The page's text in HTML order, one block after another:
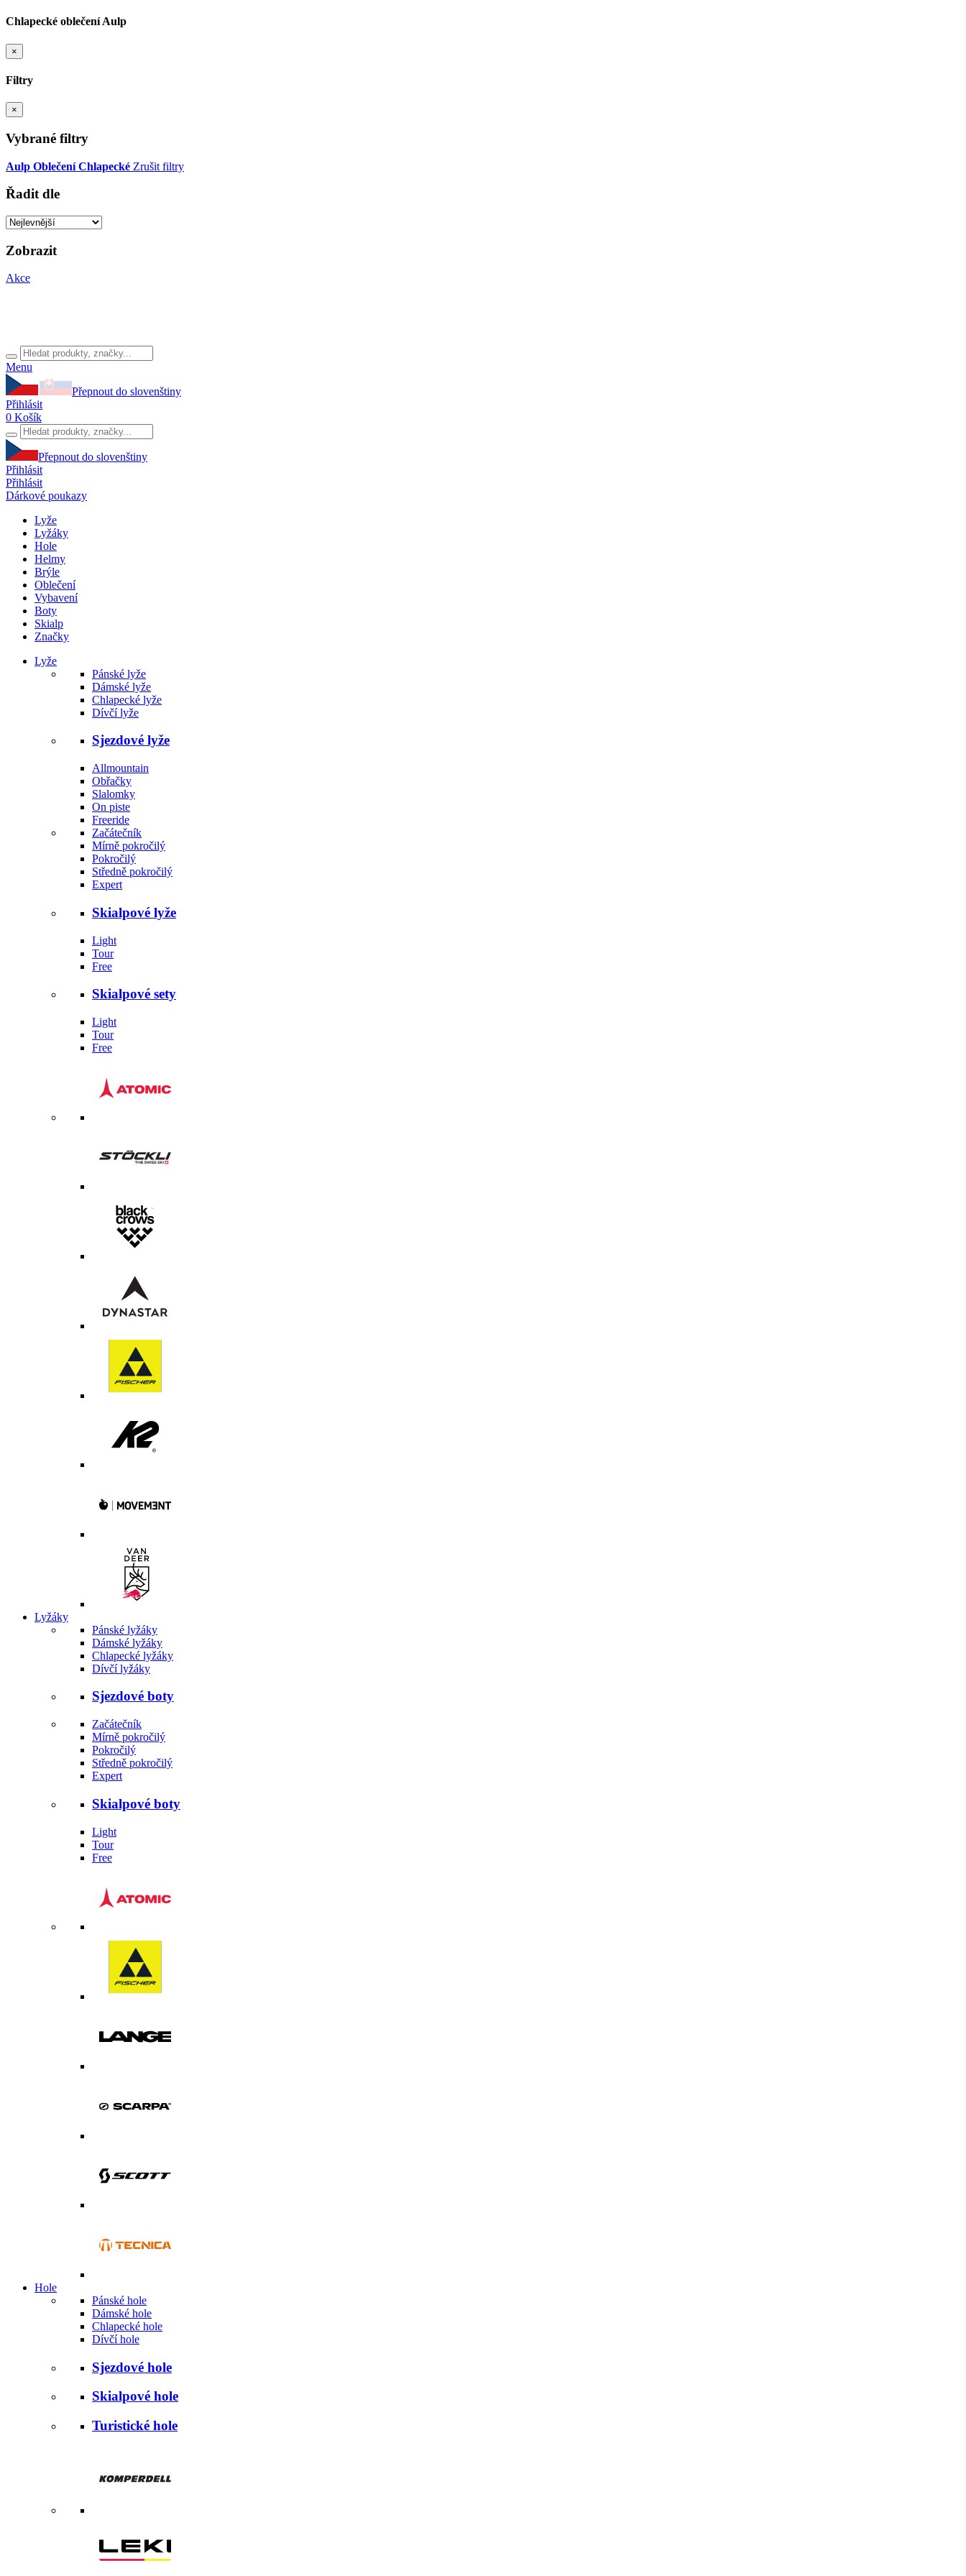
Chlapecké oblečení Aulp
×
Filtry
×
Vybrané filtry
Aulp Oblečení Chlapecké Zrušit filtry
Řadit dle
Zobrazit
Akce
Menu
Přepnout do slovenštiny
Přihlásit
0 Košík
Přepnout do slovenštiny
Přihlásit
Přihlásit
Dárkové poukazy
Lyže
Lyžáky
Hole
Helmy
Brýle
Oblečení
Vybavení
Boty
Skialp
Značky
Lyže
Pánské lyže
Dámské lyže
Chlapecké lyže
Dívčí lyže
Sjezdové lyže
Allmountain
Obřačky
Slalomky
On piste
Freeride
Začátečník
Mírně pokročilý
Pokročilý
Středně pokročilý
Expert
Skialpové lyže
Light
Tour
Free
Skialpové sety
Light
Tour
Free
Lyžáky
Pánské lyžáky
Dámské lyžáky
Chlapecké lyžáky
Dívčí lyžáky
Sjezdové boty
Začátečník
Mírně pokročilý
Pokročilý
Středně pokročilý
Expert
Skialpové boty
Light
Tour
Free
Hole
Pánské hole
Dámské hole
Chlapecké hole
Dívčí hole
Sjezdové hole
Skialpové hole
Turistické hole